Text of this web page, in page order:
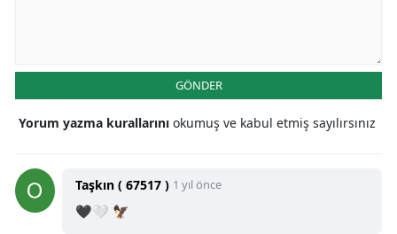
GÖNDER
Yorum yazma kurallarını okumuş ve kabul etmiş sayılırsınız
Taşkın ( 67517 ) 1 yıl önce
🖤🤍 🦅